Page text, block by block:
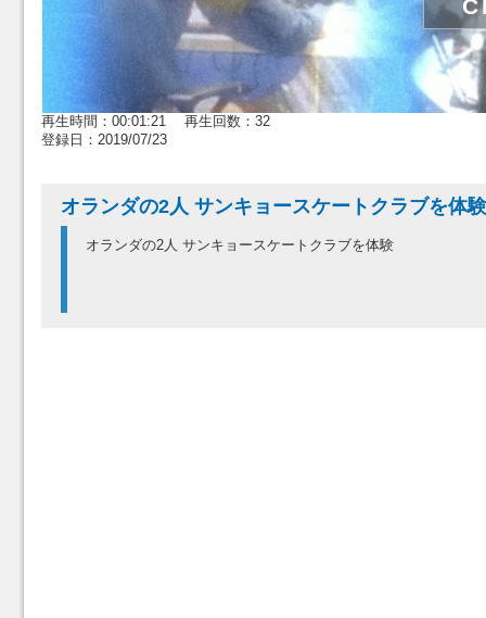
再生時間：00:01:21 再生回数：32
登録日：2019/07/23
オランダの2人 サンキョースケートクラブを体験
オランダの2人 サンキョースケートクラブを体験